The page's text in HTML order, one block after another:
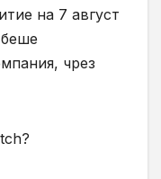
на 7 август
чрез